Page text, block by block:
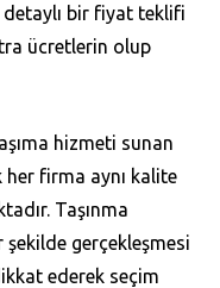
bir fiyat teklifi
ücretlerin olup
hizmeti sunan
firma aynı kalite
Taşınma
gerçekleşmesi
ederek seçim